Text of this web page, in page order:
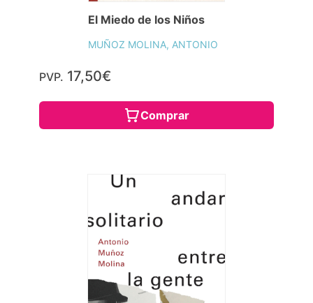
El Miedo de los Niños
MUÑOZ MOLINA, ANTONIO
PVP. 17,50€
Comprar